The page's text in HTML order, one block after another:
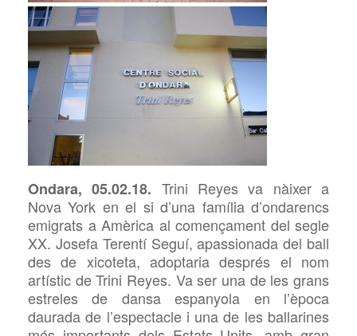
Ondara, 05.02.18. Trini Reyes va nàixer a
Nova York en el si d’una família d’ondarencs
emigrats a Amèrica al començament del segle
XX. Josefa Terentí Seguí, apassionada del ball
des de xicoteta, adoptaria després el nom
artístic de Trini Reyes. Va ser una de les grans
estreles de dansa espanyola en l’època
daurada de l’espectacle i una de les ballarines